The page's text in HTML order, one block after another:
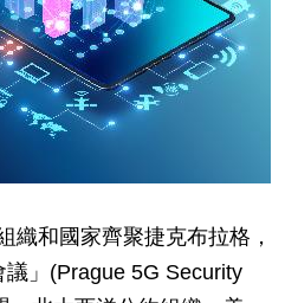
織和國家齊聚捷克布拉格，
」(Prague 5G Security